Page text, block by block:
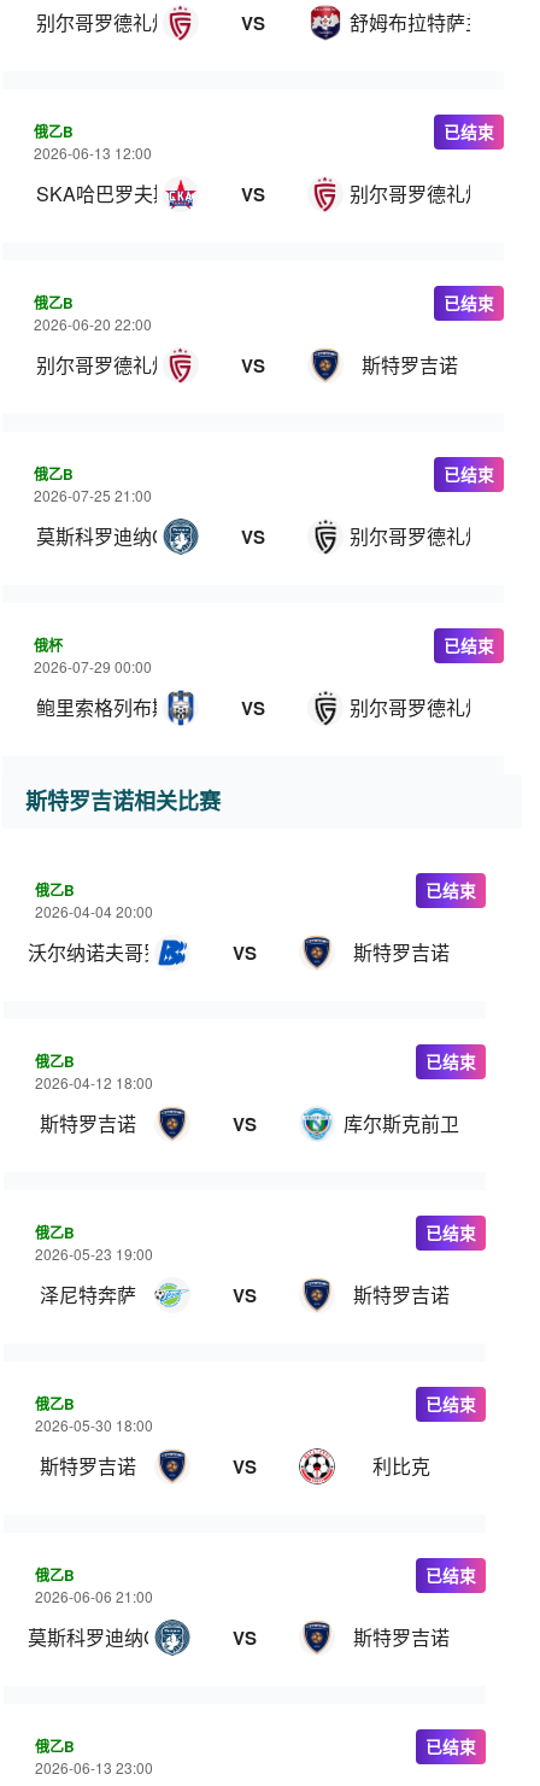
别尔哥罗德礼炮 VS 舒姆布拉特萨兰斯克
俄乙B
2026-06-13 12:00
SKA哈巴罗夫斯克B队 VS 别尔哥罗德礼炮
已结束
俄乙B
2026-06-20 22:00
别尔哥罗德礼炮 VS 斯特罗吉诺
已结束
俄乙B
2026-07-25 21:00
莫斯科罗迪纳C队 VS 别尔哥罗德礼炮
已结束
俄杯
2026-07-29 00:00
鲍里索格列布斯克 VS 别尔哥罗德礼炮
已结束
斯特罗吉诺相关比赛
俄乙B
2026-04-04 20:00
沃尔纳诺夫哥罗德 VS 斯特罗吉诺
已结束
俄乙B
2026-04-12 18:00
斯特罗吉诺 VS 库尔斯克前卫
已结束
俄乙B
2026-05-23 19:00
泽尼特奔萨 VS 斯特罗吉诺
已结束
俄乙B
2026-05-30 18:00
斯特罗吉诺 VS 利比克
已结束
俄乙B
2026-06-06 21:00
莫斯科罗迪纳C队 VS 斯特罗吉诺
已结束
俄乙B
2026-06-13 23:00
已结束